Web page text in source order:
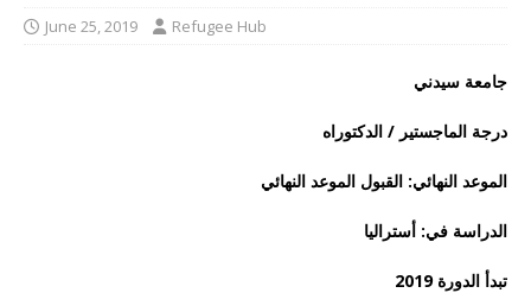
June 25, 2019 Refugee Hub
جامعة سيدني
درجة الماجستير / الدكتوراه
الموعد النهائي: القبول الموعد النهائي
الدراسة في: أستراليا
تبدأ الدورة 2019